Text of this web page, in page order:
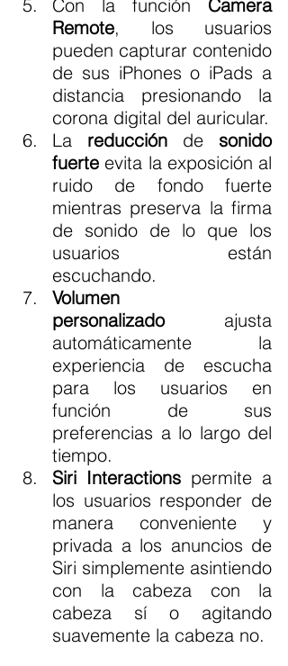
Con la función Camera
Remote, los usuarios
pueden capturar contenido
de sus iPhones o iPads a
distancia presionando la
corona digital del auricular.
La reducción de sonido
fuerte evita la exposición al
ruido de fondo fuerte
mientras preserva la firma
de sonido de lo que los
usuarios están
escuchando.
Volumen
personalizado ajusta
automáticamente la
experiencia de escucha
para los usuarios en
función de sus
preferencias a lo largo del
tiempo.
Siri Interactions permite a
los usuarios responder de
manera conveniente y
privada a los anuncios de
Siri simplemente asintiendo
con la cabeza con la
cabeza sí o agitando
suavemente la cabeza no.